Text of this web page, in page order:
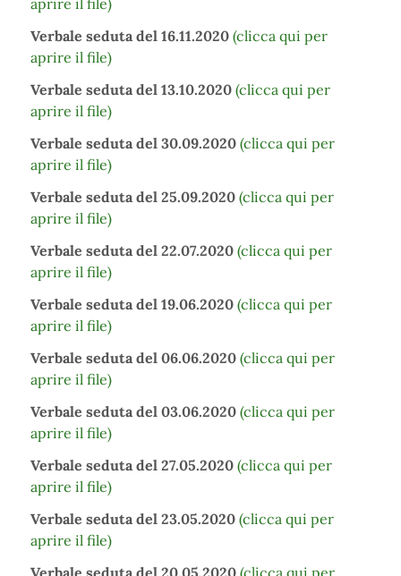
aprire il file)
Verbale seduta del 16.11.2020 (clicca qui per
aprire il file)
Verbale seduta del 13.10.2020 (clicca qui per
aprire il file)
Verbale seduta del 30.09.2020 (clicca qui per
aprire il file)
Verbale seduta del 25.09.2020 (clicca qui per
aprire il file)
Verbale seduta del 22.07.2020 (clicca qui per
aprire il file)
Verbale seduta del 19.06.2020 (clicca qui per
aprire il file)
Verbale seduta del 06.06.2020 (clicca qui per
aprire il file)
Verbale seduta del 03.06.2020 (clicca qui per
aprire il file)
Verbale seduta del 27.05.2020 (clicca qui per
aprire il file)
Verbale seduta del 23.05.2020 (clicca qui per
aprire il file)